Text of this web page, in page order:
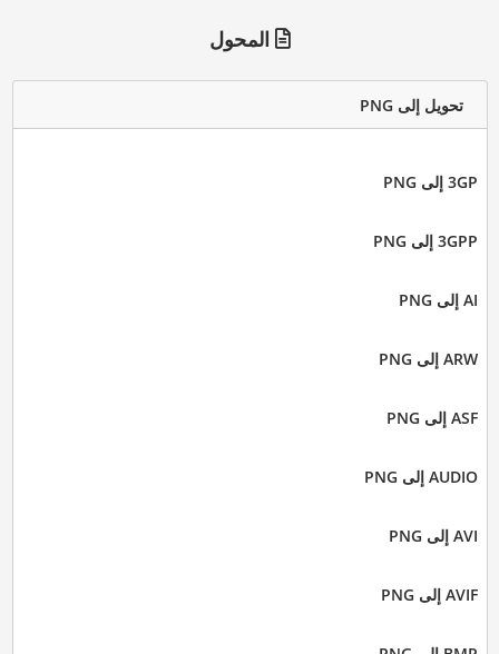
المحول
تحويل إلى PNG
3GP إلى PNG
3GPP إلى PNG
AI إلى PNG
ARW إلى PNG
ASF إلى PNG
AUDIO إلى PNG
AVI إلى PNG
AVIF إلى PNG